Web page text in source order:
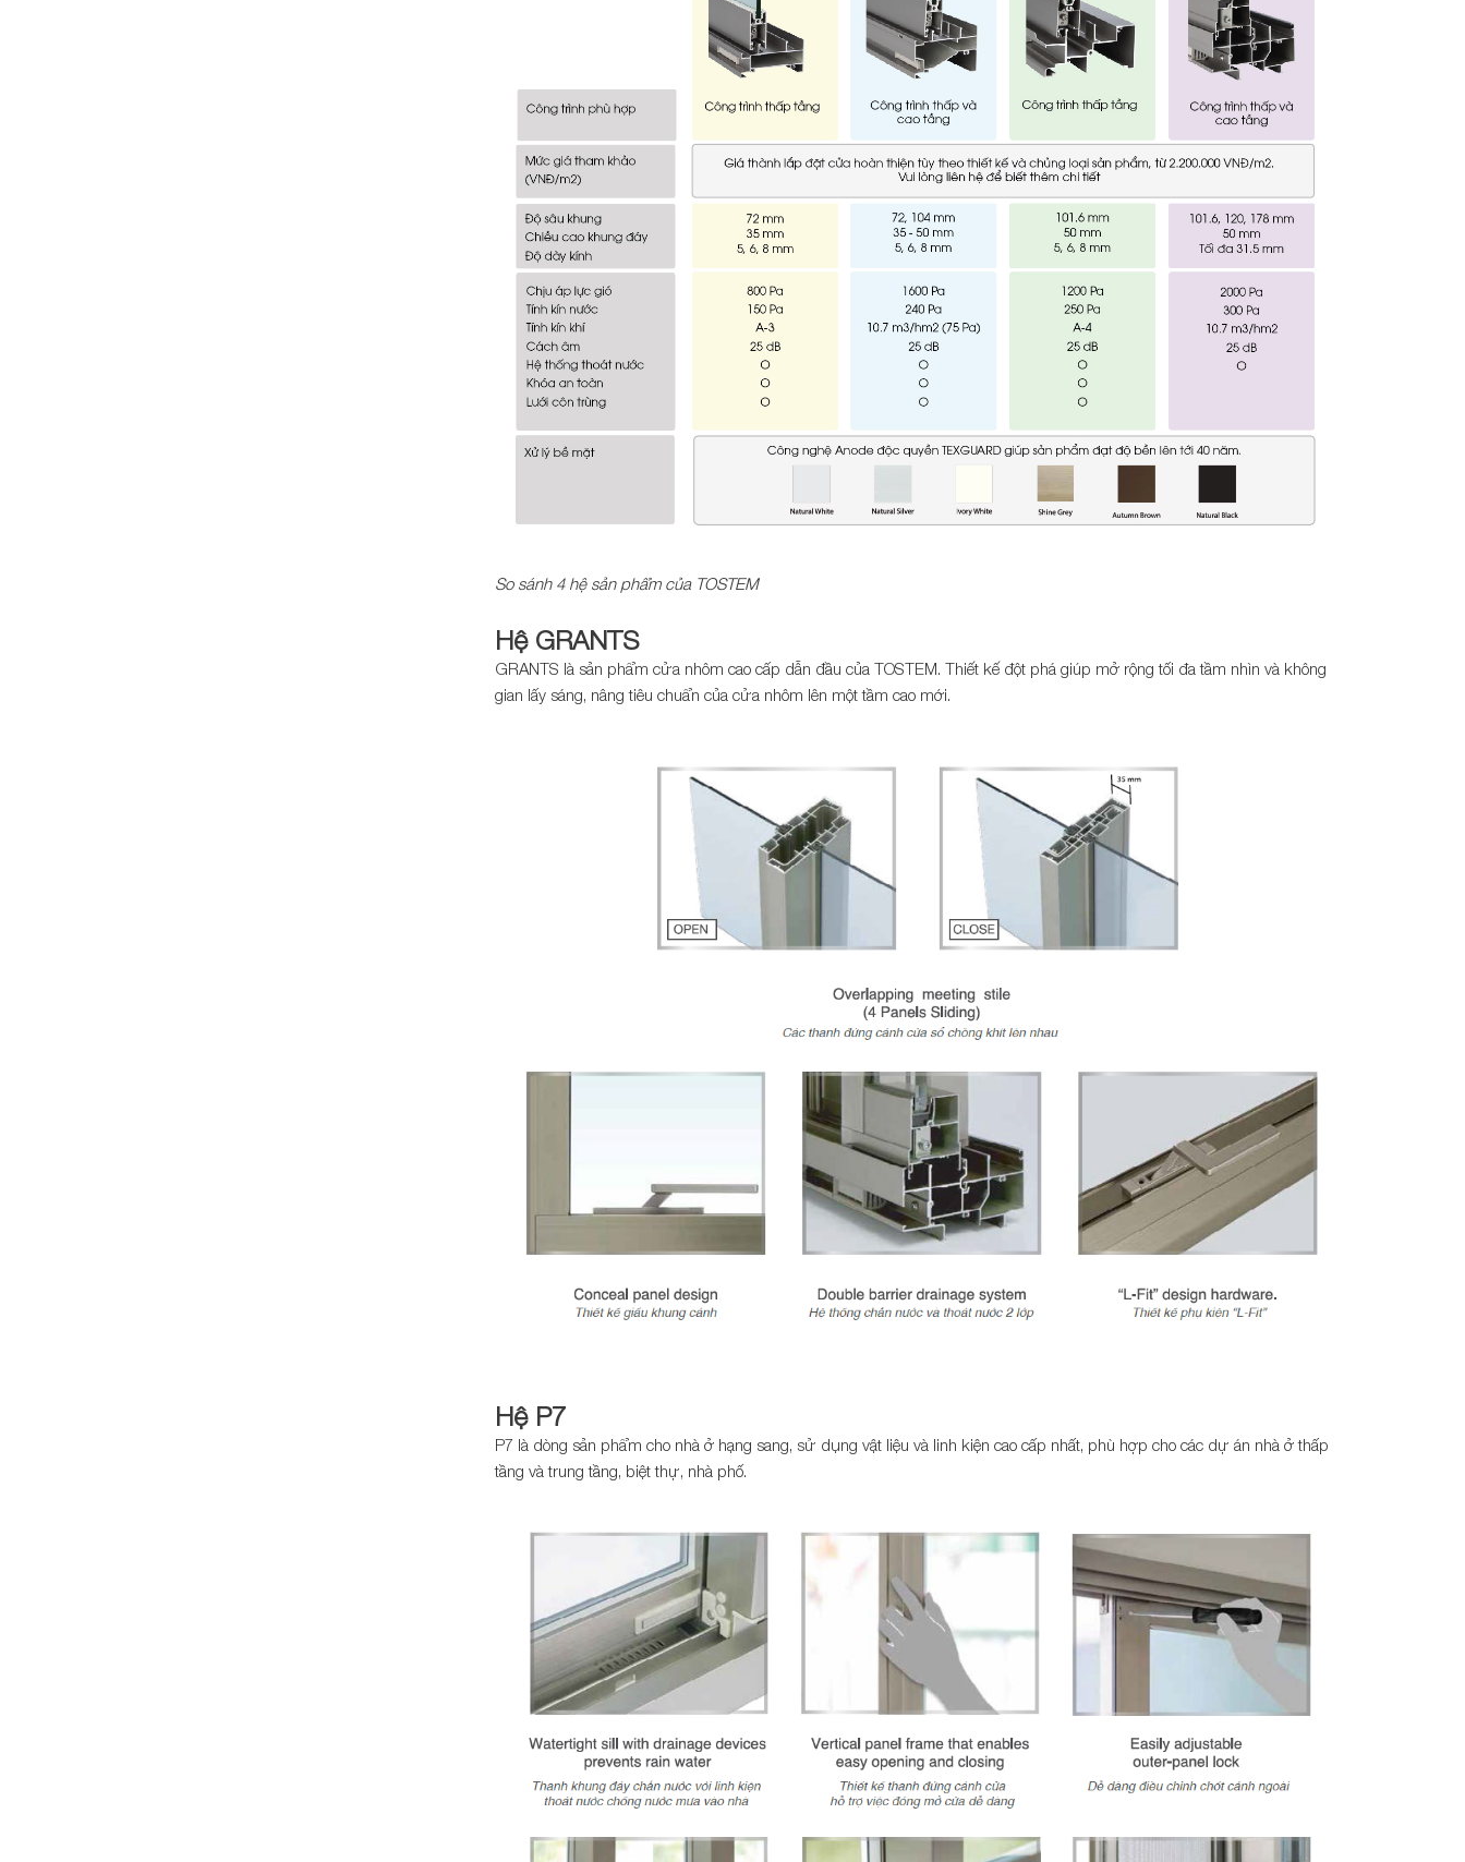
So sánh 4 hệ sản phẩm của TOSTEM
Hệ GRANTS
GRANTS là sản phẩm cửa nhôm cao cấp dẫn đầu của TOSTEM. Thiết kế đột phá giúp mở rộng tối đa tầm nhìn và không
gian lấy sáng, nâng tiêu chuẩn của cửa nhôm lên một tầm cao mới.
Hệ P7
P7 là dòng sản phẩm cho nhà ở hạng sang, sử dụng vật liệu và linh kiện cao cấp nhất, phù hợp cho các dự án nhà ở thấp
tầng và trung tầng, biệt thự, nhà phố.